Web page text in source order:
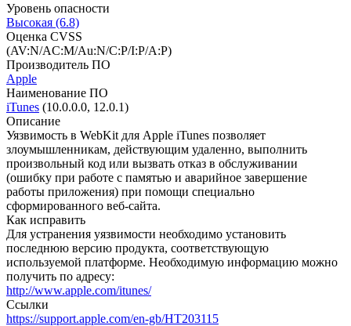
Уровень опасности
Высокая (6.8)
Оценка CVSS
(AV:N/AC:M/Au:N/C:P/I:P/A:P)
Производитель ПО
Apple
Наименование ПО
iTunes (10.0.0.0, 12.0.1)
Описание
Уязвимость в WebKit для Apple iTunes позволяет
злоумышленникам, действующим удаленно, выполнить
произвольный код или вызвать отказ в обслуживании
(ошибку при работе с памятью и аварийное завершение
работы приложения) при помощи специально
сформированного веб-сайта.
Как исправить
Для устранения уязвимости необходимо установить
последнюю версию продукта, соответствующую
используемой платформе. Необходимую информацию можно
получить по адресу:
http://www.apple.com/itunes/
Ссылки
https://support.apple.com/en-gb/HT203115